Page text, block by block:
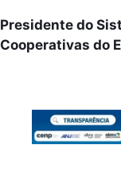
Presidente do
Cooperativas do